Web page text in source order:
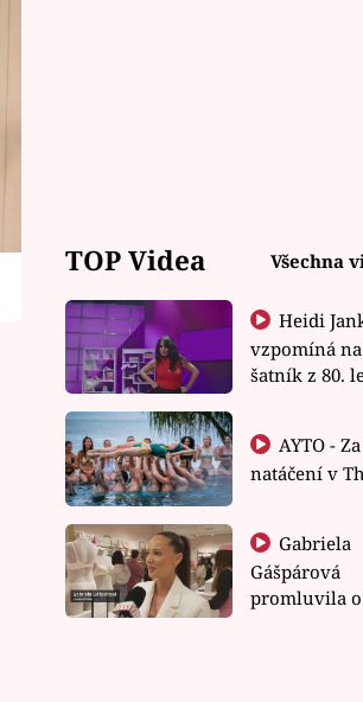
TOP Videa Všechna
Heidi Janků
vzpomíná
šatník z 80.
natáčení v
Gabriela
Gášpárová
promluvila